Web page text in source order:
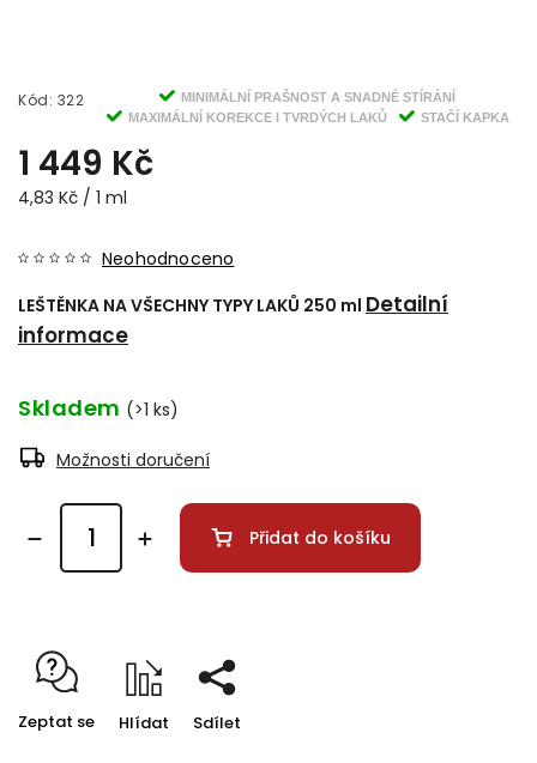
Kód: 322
MINIMÁLNÍ PRAŠNOST A SNADNÉ STÍRÁNÍ
MAXIMÁLNÍ KOREKCE I TVRDÝCH LAKŮ
STAČÍ KAPKA
1 449 Kč
4,83 Kč / 1 ml
Neohodnoceno
LEŠTĚNKA NA VŠECHNY TYPY LAKŮ 250 ml Detailní
informace
Skladem (>1 ks)
Možnosti doručení
Přidat do košíku
Zeptat se Hlídat Sdílet